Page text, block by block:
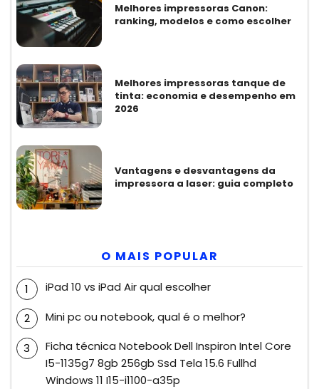
Melhores impressoras Canon:
ranking, modelos e como escolher
Melhores impressoras tanque de
tinta: economia e desempenho em
2026
Vantagens e desvantagens da
impressora a laser: guia completo
O MAIS POPULAR
iPad 10 vs iPad Air qual escolher
Mini pc ou notebook, qual é o melhor?
Ficha técnica Notebook Dell Inspiron Intel Core
I5-1135g7 8gb 256gb Ssd Tela 15.6 Fullhd
Windows 11 I15-i1100-a35p